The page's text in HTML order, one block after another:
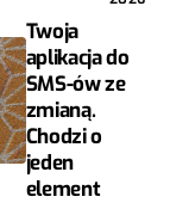
Twoja
aplikacja do
SMS-ów ze
zmianą.
Chodzi o
jeden
element